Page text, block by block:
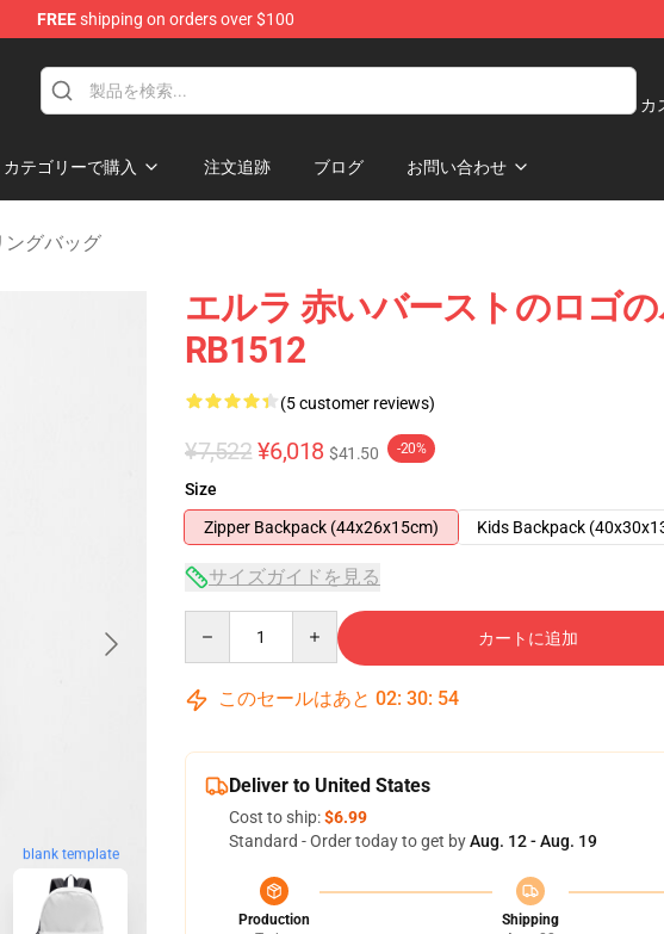
FREEshipping on orders over $100
カ
カテゴリーで購入 注文追跡 ブログ お問い合わせ
ングバッグ
blank template
エルラ 赤いバーストのロゴ
RB1512
(5 customer reviews)
¥7,522 ¥6,018 $41.50 -20%
Size
Zipper Backpack (44x26x15cm)
Kids Backpack
サイズガイドを見る
カートに追加
このセールはあと 02: 30: 53
Deliver to United States
Cost to ship:$6.99
Standard - Order today to get byAug. 12 - Aug. 19
Production
Shipping